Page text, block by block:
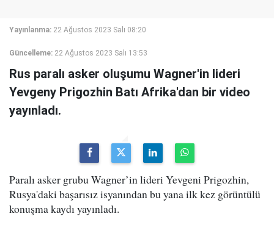
Yayınlanma: 22 Ağustos 2023 Salı 08:20
Güncelleme: 22 Ağustos 2023 Salı 13:53
Rus paralı asker oluşumu Wagner'in lideri
Yevgeny Prigozhin Batı Afrika'dan bir video
yayınladı.
Paralı asker grubu Wagner’in lideri Yevgeni Prigozhin,
Rusya'daki başarısız isyanından bu yana ilk kez görüntülü
konuşma kaydı yayınladı.